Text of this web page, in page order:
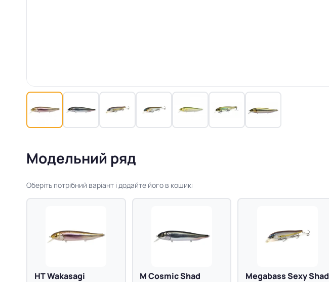
Модельний ряд
Оберіть потрібний варіант і додайте його в кошик:
HT Wakasagi M Cosmic Shad Megabass Sexy Shad